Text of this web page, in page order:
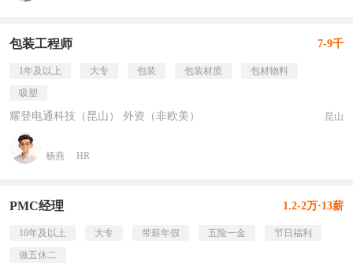
包装工程师 7-9千
1年及以上 大专 包装 包装材质
包材物料
吸塑
耀登电通科技（昆山） 外资（非欧美） 昆山
杨燕 HR
PMC经理 1.2-2万·13薪
10年及以上 大专 带薪年假 五险一金
节日福利
做五休二